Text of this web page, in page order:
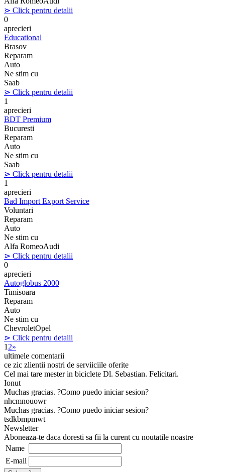
⋗ Click pentru detalii
0
aprecieri
Educational
Brasov
Reparam
Auto
Ne stim cu
Saab
⋗ Click pentru detalii
1
aprecieri
BDT Premium
Bucuresti
Reparam
Auto
Ne stim cu
Saab
⋗ Click pentru detalii
1
aprecieri
Bad Import Export Service
Voluntari
Reparam
Auto
Ne stim cu
Alfa RomeoAudi
⋗ Click pentru detalii
0
aprecieri
Autoglobus 2000
Timisoara
Reparam
Auto
Ne stim cu
ChevroletOpel
⋗ Click pentru detalii
1 2»
ultimele comentarii
ce zic zlientii nostri de serviiciile oferite
Cel mai tare mester in biciclete Dl. Sebastian. Felicitari.
Ionut
Muchas gracias. ?Como puedo iniciar sesion?
nhcmnouowr
Muchas gracias. ?Como puedo iniciar sesion?
tsdkbmpmwt
Newsletter
Aboneaza-te daca doresti sa fii la curent cu noutatile noastre
Name
E-mail